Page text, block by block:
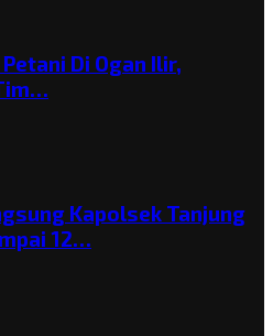
Di Ogan Ilir,
Kapolsek Tanjung
12…